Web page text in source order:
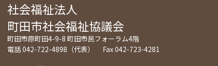
社会福祉法人
町田市社会福祉協議会
町田市原町田4-9-8 町田市民フォーラム4階
電話 042-722-4898（代表） Fax 042-723-4281